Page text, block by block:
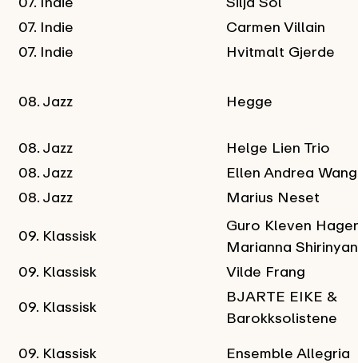
07. Indie
Carmen Villain
07. Indie
Hvitmalt Gjerde
08. Jazz Hegge
08. Jazz
Helge Lien Trio
08. Jazz
Ellen Andrea Wang
08. Jazz
Marius Neset
09. Klassisk
Guro Kleven
Marianna Shirinyan
09. Klassisk
Vilde Frang
09. Klassisk
BJARTE EIKE &
Barokksolistene
09. Klassisk
Ensemble Allegria